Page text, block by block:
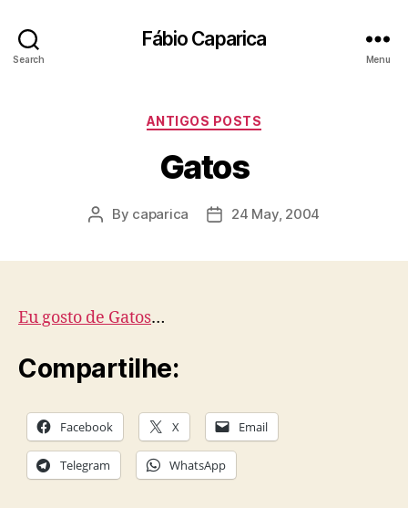
Search
Fábio Caparica
Menu
Categories
ANTIGOS POSTS
Gatos
Post
By caparica
Post24 May, 2004
Eu gosto de Gatos…
Compartilhe:
Facebook X Email
Telegram WhatsApp